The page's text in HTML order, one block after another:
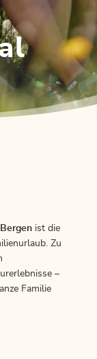
ist die
Zu
–
Familie